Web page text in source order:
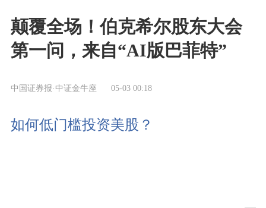
颠覆全场！伯克希尔股东大会
第一问，来自“AI版巴菲特”
中国证券报·中证金牛座 05-03 00:18
如何低门槛投资美股？